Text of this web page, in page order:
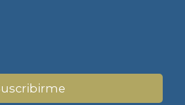
Mostrar detalles